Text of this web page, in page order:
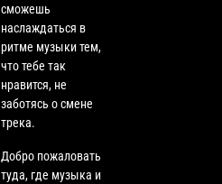
сможешь
наслаждаться в
ритме музыки тем,
что тебе так
нравится, не
заботясь о смене
трека.
Добро пожаловать
туда, где музыка и